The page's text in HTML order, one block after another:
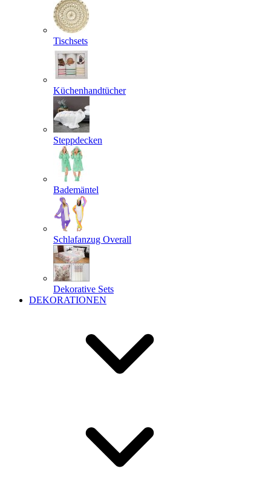
Tischsets
Küchenhandtücher
Steppdecken
Bademäntel
Schlafanzug Overall
Dekorative Sets
DEKORATIONEN